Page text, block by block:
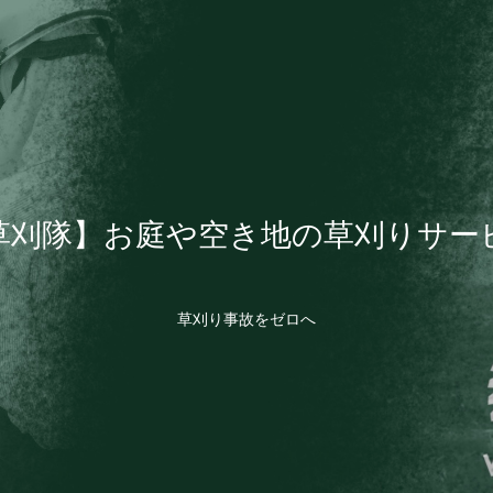
刈隊】お庭や空き地の草刈りサー
草刈り事故をゼロへ